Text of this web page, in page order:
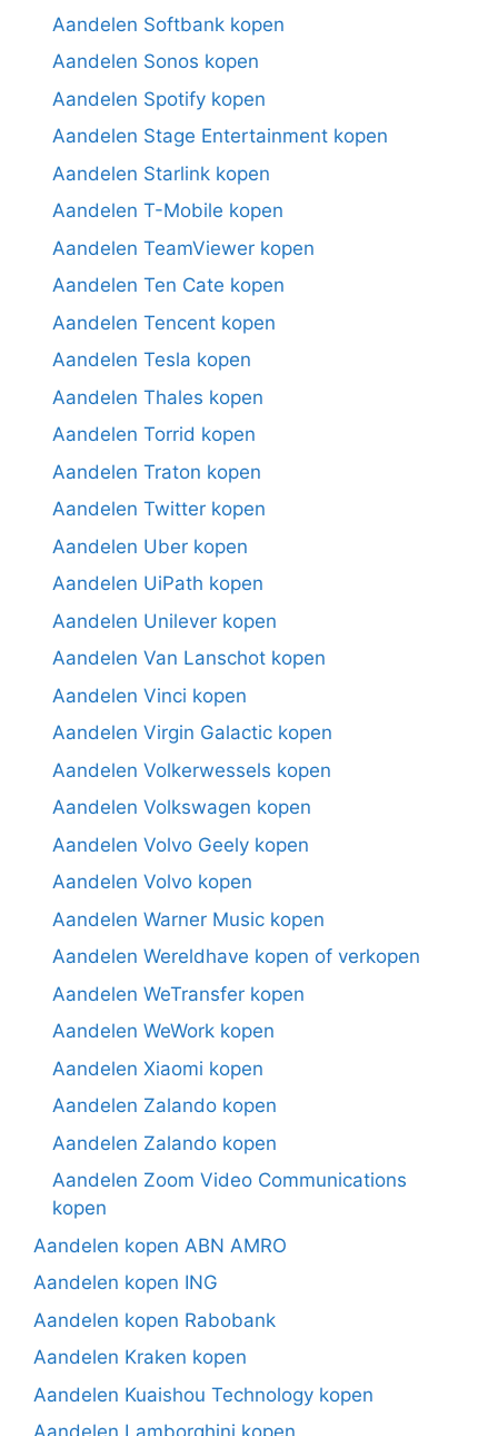
Aandelen Softbank kopen
Aandelen Sonos kopen
Aandelen Spotify kopen
Aandelen Stage Entertainment kopen
Aandelen Starlink kopen
Aandelen T-Mobile kopen
Aandelen TeamViewer kopen
Aandelen Ten Cate kopen
Aandelen Tencent kopen
Aandelen Tesla kopen
Aandelen Thales kopen
Aandelen Torrid kopen
Aandelen Traton kopen
Aandelen Twitter kopen
Aandelen Uber kopen
Aandelen UiPath kopen
Aandelen Unilever kopen
Aandelen Van Lanschot kopen
Aandelen Vinci kopen
Aandelen Virgin Galactic kopen
Aandelen Volkerwessels kopen
Aandelen Volkswagen kopen
Aandelen Volvo Geely kopen
Aandelen Volvo kopen
Aandelen Warner Music kopen
Aandelen Wereldhave kopen of verkopen
Aandelen WeTransfer kopen
Aandelen WeWork kopen
Aandelen Xiaomi kopen
Aandelen Zalando kopen
Aandelen Zalando kopen
Aandelen Zoom Video Communications
kopen
Aandelen kopen ABN AMRO
Aandelen kopen ING
Aandelen kopen Rabobank
Aandelen Kraken kopen
Aandelen Kuaishou Technology kopen